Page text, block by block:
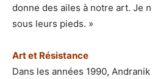
donne des ailes à notre art. Je
sous leurs pieds. »
Art et Résistance
Dans les années 1990,